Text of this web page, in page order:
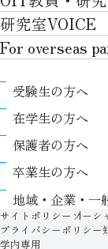
アクセス
ポリシー/コン
卒業生VOICE
工学研究科
ロボティクス＆
知的財産専門職
学習支援
リカレント教育
高大接続
教職課程
教育センター
履修、授業、試
シラバス
FD活動
教務事項に関す
キャリア形成
インターンシッ
キャンパスライ
課外活動
学費
奨学金
生活支援
情報センター
証明書発行につ
保健室
学生生活に関す
学生相談室
国際交流TOP
グローバルな人
国際交流プログ
国際交流プログ
キャンパス内で
国際交流センター
協定校
For foreigners
研究室VOICE
For overseas
About
Research
International
partners)
Contact
受験生の方へ
在学生の方へ
保護者の方へ
卒業生の方へ
地域・企業・一
サイトポリシー ソーシ
プライバシーポリシー
学内専用